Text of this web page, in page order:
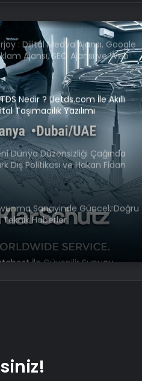
: Dijital Medya Ajansı, Google
Ajansı, SEO Ajansı ve Web
Ajansı
Nedir ? Uetds.com İle Akıllı
Taşımacılık Yazılımı
Dünya Düzensizliği Çağında
Dış Politikası ve Hakan Fidan
Sanayinde Güncel, Doğru
Teknik Haberler
İle Güvenilir Sunucu
meze, et ve et ürünleri